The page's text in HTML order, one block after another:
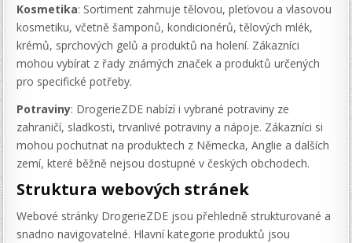
Kosmetika: Sortiment zahrnuje tělovou, pleťovou a vlasovou
kosmetiku, včetně šamponů, kondicionérů, tělových mlék,
krémů, sprchových gelů a produktů na holení. Zákazníci
mohou vybírat z řady známých značek a produktů určených
pro specifické potřeby.
Potraviny: DrogerieZDE nabízí i vybrané potraviny ze
zahraničí, sladkosti, trvanlivé potraviny a nápoje. Zákazníci si
mohou pochutnat na produktech z Německa, Anglie a dalších
zemí, které běžně nejsou dostupné v českých obchodech.
Struktura webových stránek
Webové stránky DrogerieZDE jsou přehledně strukturované a
snadno navigovatelné. Hlavní kategorie produktů jsou